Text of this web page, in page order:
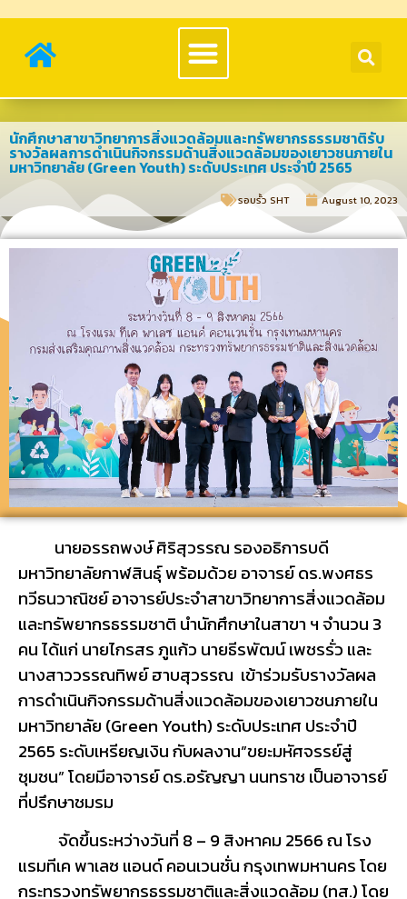
นักศึกษาสาขาวิทยาการสิ่งแวดล้อมและทรัพยากรธรรมชาติรับ
รางวัลผลการดำเนินกิจกรรมด้านสิ่งแวดล้อมของเยาวชนภายใน
มหาวิทยาลัย (Green Youth) ระดับประเทศ ประจำปี 2565
รอบรั้ว SHT​ August 10, 2023
นายอรรถพงษ์ ศิริสุวรรณ รองอธิการบดี
มหาวิทยาลัยกาฬสินธุ์ พร้อมด้วย อาจารย์ ดร.พงศธร
ทวีธนวาณิชย์ อาจารย์ประจำสาขาวิทยาการสิ่งแวดล้อม
และทรัพยากรธรรมชาติ นำนักศึกษาในสาขา ฯ จำนวน 3
คน ได้แก่ นายไกรสร ภูแก้ว นายธีรพัฒน์ เพชรรั่ว และ
นางสาววรรณทิพย์ ฮาบสุวรรณ เข้าร่วมรับรางวัลผล
การดำเนินกิจกรรมด้านสิ่งแวดล้อมของเยาวชนภายใน
มหาวิทยาลัย (Green Youth) ระดับประเทศ ประจำปี
2565 ระดับเหรียญเงิน กับผลงาน”ขยะมหัศจรรย์สู่
ชุมชน” โดยมีอาจารย์ ดร.อรัญญา นนทราช เป็นอาจารย์
ที่ปรึกษาชมรม
จัดขึ้นระหว่างวันที่ 8 – 9 สิงหาคม 2566 ณ โรง
แรมทีเค พาเลซ แอนด์ คอนเวนชั่น กรุงเทพมหานคร โดย
กระทรวงทรัพยากรธรรมชาติและสิ่งแวดล้อม (ทส.) โดย